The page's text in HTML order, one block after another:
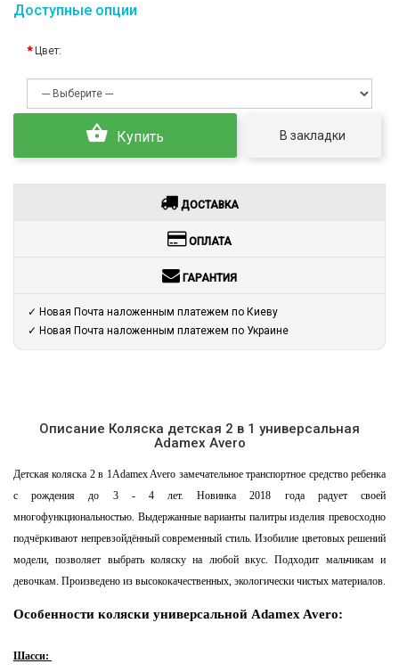
Доступные опции
Цвет:
Купить В закладки
ДОСТАВКА
ОПЛАТА
ГАРАНТИЯ
✓ Новая Почта наложенным платежем по Киеву
✓ Новая Почта наложенным платежем по Украине
Описание Коляска детская 2 в 1 универсальная
Adamex Avero
Детская коляска 2 в 1Adamex Avero замечательное транспортное средство ребенка
с рождения до 3 - 4 лет. Новинка 2018 года радует своей
многофункциональностью. Выдержанные варианты палитры изделия превосходно
подчёркивают непревзойдённый современный стиль. Изобилие цветовых решений
модели, позволяет выбрать коляску на любой вкус. Подходит мальчикам и
девочкам. Произведено из высококачественных, экологически чистых материалов.
Особенности коляски универсальной Adamex Avero:
Шасси: